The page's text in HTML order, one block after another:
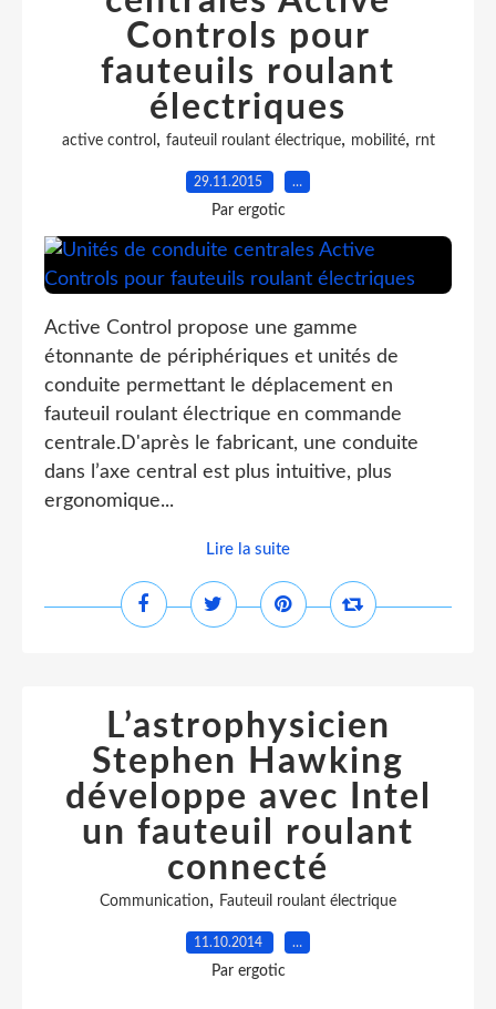
Controls pour
fauteuils roulant
électriques
active control, fauteuil roulant électrique, mobilité, rnt
29.11.2015 …
Par ergotic
Active Control propose une gamme
étonnante de périphériques et unités de
conduite permettant le déplacement en
fauteuil roulant électrique en commande
centrale.D'après le fabricant, une conduite
dans l’axe central est plus intuitive, plus
ergonomique...
Lire la suite
L’astrophysicien
Stephen Hawking
développe avec Intel
un fauteuil roulant
connecté
Communication, Fauteuil roulant électrique
11.10.2014 …
Par ergotic